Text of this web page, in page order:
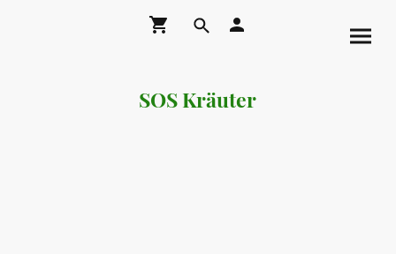
SOS Kräuter